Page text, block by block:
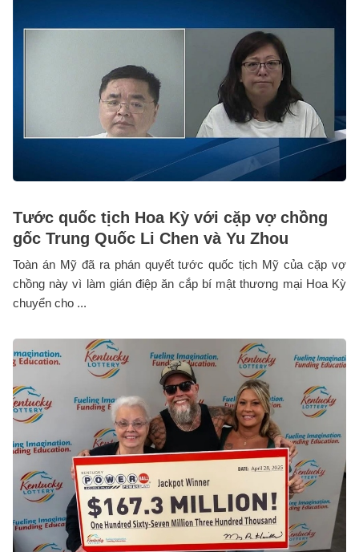
Tước quốc tịch Hoa Kỳ với cặp vợ chồng
gốc Trung Quốc Li Chen và Yu Zhou
Toàn án Mỹ đã ra phán quyết tước quốc tịch Mỹ của cặp vợ
chồng này vì làm gián điệp ăn cắp bí mật thương mại Hoa Kỳ
chuyển cho ...